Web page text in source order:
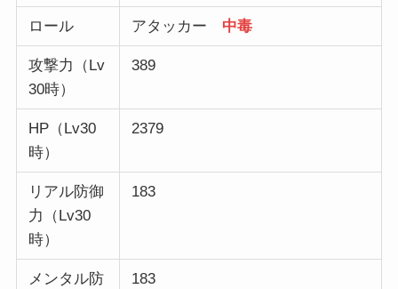
ロール アタッカー 中毒
攻撃力（Lv
30時）
389
HP（Lv30
時）
2379
リアル防御
力（Lv30
時）
183
メンタル防
183